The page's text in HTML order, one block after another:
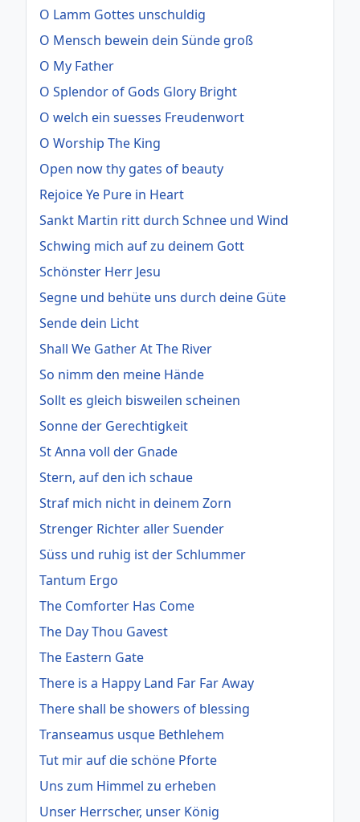
O Lamm Gottes unschuldig
O Mensch bewein dein Sünde groß
O My Father
O Splendor of Gods Glory Bright
O welch ein suesses Freudenwort
O Worship The King
Open now thy gates of beauty
Rejoice Ye Pure in Heart
Sankt Martin ritt durch Schnee und Wind
Schwing mich auf zu deinem Gott
Schönster Herr Jesu
Segne und behüte uns durch deine Güte
Sende dein Licht
Shall We Gather At The River
So nimm den meine Hände
Sollt es gleich bisweilen scheinen
Sonne der Gerechtigkeit
St Anna voll der Gnade
Stern, auf den ich schaue
Straf mich nicht in deinem Zorn
Strenger Richter aller Suender
Süss und ruhig ist der Schlummer
Tantum Ergo
The Comforter Has Come
The Day Thou Gavest
The Eastern Gate
There is a Happy Land Far Far Away
There shall be showers of blessing
Transeamus usque Bethlehem
Tut mir auf die schöne Pforte
Uns zum Himmel zu erheben
Unser Herrscher, unser König